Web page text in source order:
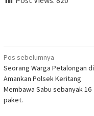
Navigasi
pos
Pos sebelumnya
Seorang Warga Petalongan di
Amankan Polsek Keritang
Membawa Sabu sebanyak 16
paket.